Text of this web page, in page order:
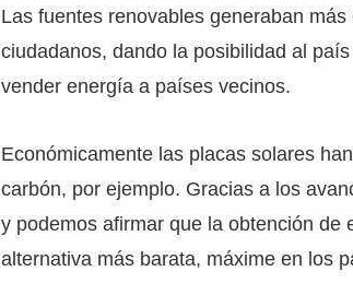
Las fuentes renovables generaban
ciudadanos, dando la posibilidad al
vender energía a países vecinos.
Económicamente las placas solares
carbón, por ejemplo. Gracias a los
y podemos afirmar que la obtención
alternativa más barata, máxime en los